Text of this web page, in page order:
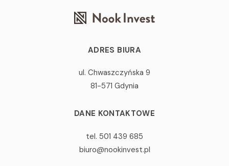
ADRES BIURA
ul. Chwaszczyńska 9
81-571 Gdynia
DANE KONTAKTOWE
tel. 501 439 685
biuro@nookinvest.pl